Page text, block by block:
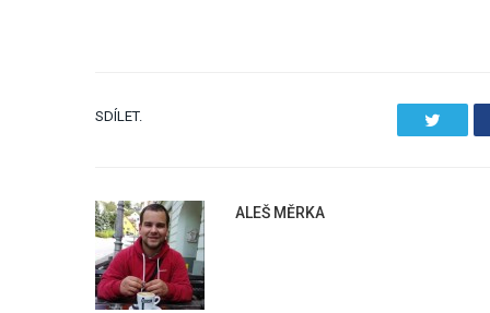
SDÍLET.
ALEŠ MĚRKA